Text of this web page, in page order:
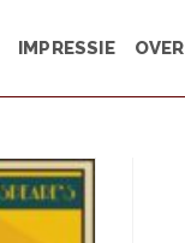
IMPRESSIE OVER